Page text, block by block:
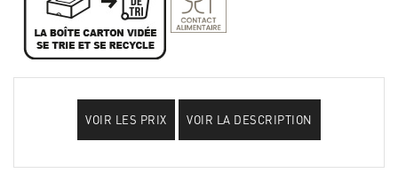
VOIR LES PRIX VOIR LA DESCRIPTION